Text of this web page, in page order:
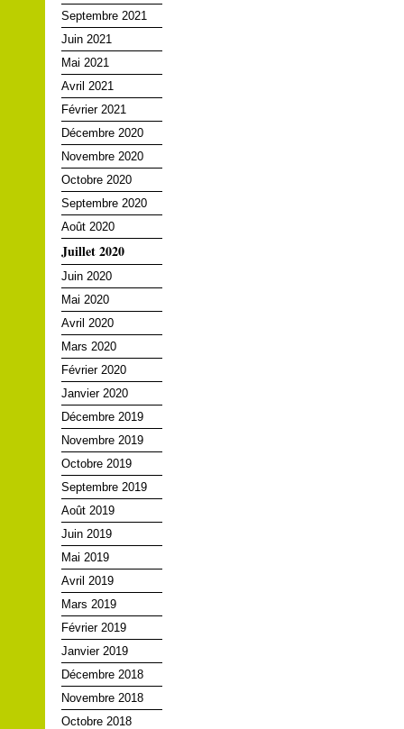
Septembre 2021
Juin 2021
Mai 2021
Avril 2021
Février 2021
Décembre 2020
Novembre 2020
Octobre 2020
Septembre 2020
Août 2020
Juillet 2020
Juin 2020
Mai 2020
Avril 2020
Mars 2020
Février 2020
Janvier 2020
Décembre 2019
Novembre 2019
Octobre 2019
Septembre 2019
Août 2019
Juin 2019
Mai 2019
Avril 2019
Mars 2019
Février 2019
Janvier 2019
Décembre 2018
Novembre 2018
Octobre 2018